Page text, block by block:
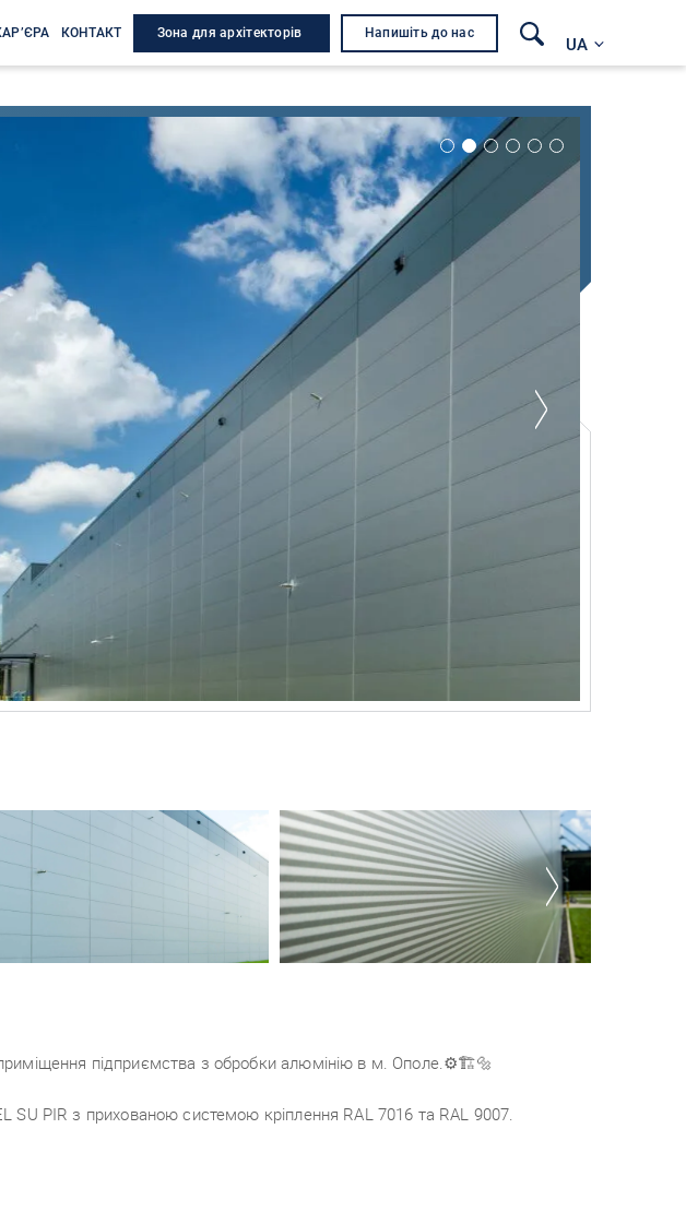
КОНТАКТ Зона для архітекторів Напишіть до нас
UA
підприємства з обробки алюмінію в м. Ополе.⚙️🏗🔩
SU PIR з прихованою системою кріплення RAL 7016 та RAL 9007.